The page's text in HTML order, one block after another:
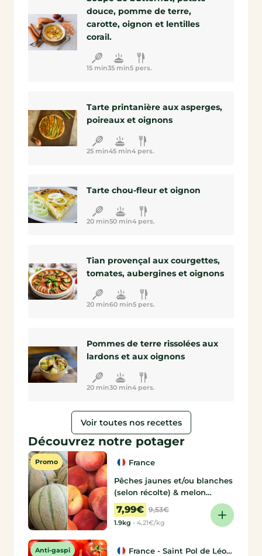
douce, pomme de terre,
carotte, oignon et lentilles
corail.
15 min35 min5 pers.
Tarte printanière aux asperges,
poireaux et oignons
25 min45 min4 pers.
Tarte chou-fleur et oignon
20 min50 min4 pers.
Tian provençal aux courgettes,
tomates, aubergines et oignons
20 min60 min5 pers.
Pommes de terre rissolées aux
lardons et aux oignons
20 min30 min4 pers.
Voir toutes nos recettes
Découvrez notre potager
Promo
France
Pêches jaunes et/ou blanches
(selon récolte) & melon
Charentais
7,99€ 9,53€
1.9kg - 4,21€/kg
Anti-gaspi
France - Saint Pol de Léon